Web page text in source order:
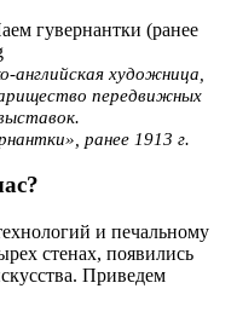
английская художница,
передвижных
ранее 1913 г.
и печальному
стенах, появились
Приведем